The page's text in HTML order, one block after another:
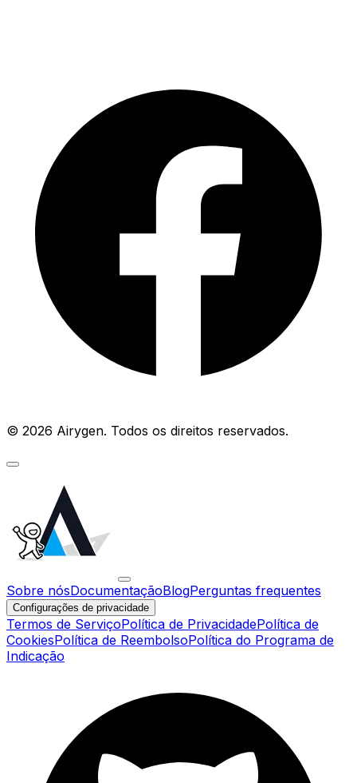
© 2026 Airygen. Todos os direitos reservados.
Sobre nósDocumentaçãoBlogPerguntas frequentes
Configurações de privacidade
Termos de ServiçoPolítica de PrivacidadePolítica de
CookiesPolítica de ReembolsoPolítica do Programa de
Indicação